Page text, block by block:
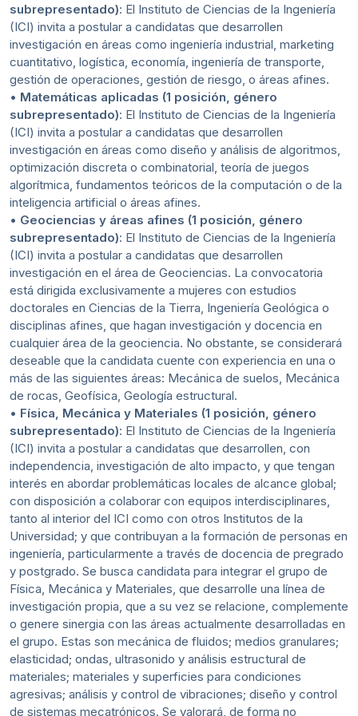
subrepresentado): El Instituto de Ciencias de la Ingeniería
(ICI) invita a postular a candidatas que desarrollen
investigación en áreas como ingeniería industrial, marketing
cuantitativo, logística, economía, ingeniería de transporte,
gestión de operaciones, gestión de riesgo, o áreas afines.
• Matemáticas aplicadas (1 posición, género
subrepresentado): El Instituto de Ciencias de la Ingeniería
(ICI) invita a postular a candidatas que desarrollen
investigación en áreas como diseño y análisis de algoritmos,
optimización discreta o combinatorial, teoría de juegos
algorítmica, fundamentos teóricos de la computación o de la
inteligencia artificial o áreas afines.
• Geociencias y áreas afines (1 posición, género
subrepresentado): El Instituto de Ciencias de la Ingeniería
(ICI) invita a postular a candidatas que desarrollen
investigación en el área de Geociencias. La convocatoria
está dirigida exclusivamente a mujeres con estudios
doctorales en Ciencias de la Tierra, Ingeniería Geológica o
disciplinas afines, que hagan investigación y docencia en
cualquier área de la geociencia. No obstante, se considerará
deseable que la candidata cuente con experiencia en una o
más de las siguientes áreas: Mecánica de suelos, Mecánica
de rocas, Geofísica, Geología estructural.
• Física, Mecánica y Materiales (1 posición, género
subrepresentado): El Instituto de Ciencias de la Ingeniería
(ICI) invita a postular a candidatas que desarrollen, con
independencia, investigación de alto impacto, y que tengan
interés en abordar problemáticas locales de alcance global;
con disposición a colaborar con equipos interdisciplinares,
tanto al interior del ICI como con otros Institutos de la
Universidad; y que contribuyan a la formación de personas en
ingeniería, particularmente a través de docencia de pregrado
y postgrado. Se busca candidata para integrar el grupo de
Física, Mecánica y Materiales, que desarrolle una línea de
investigación propia, que a su vez se relacione, complemente
o genere sinergia con las áreas actualmente desarrolladas en
el grupo. Estas son mecánica de fluidos; medios granulares;
elasticidad; ondas, ultrasonido y análisis estructural de
materiales; materiales y superficies para condiciones
agresivas; análisis y control de vibraciones; diseño y control
de sistemas mecatrónicos. Se valorará, de forma no